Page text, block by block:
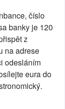
číslo
banky je 120
z
na adrese
odesláním
eura do